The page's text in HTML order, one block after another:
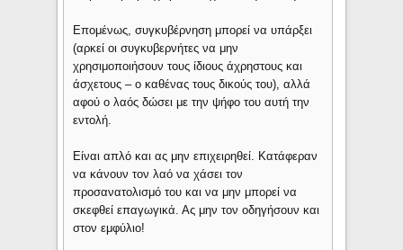
Επομένως, συγκυβέρνηση μπορεί να υπάρξει
(αρκεί οι συγκυβερνήτες να μην
χρησιμοποιήσουν τους ίδιους άχρηστους και
άσχετους – ο καθένας τους δικούς του), αλλά
αφού ο λαός δώσει με την ψήφο του αυτή την
εντολή.
Είναι απλό και ας μην επιχειρηθεί. Κατάφεραν
να κάνουν τον λαό να χάσει τον
προσανατολισμό του και να μην μπορεί να
σκεφθεί επαγωγικά. Ας μην τον οδηγήσουν και
στον εμφύλιο!